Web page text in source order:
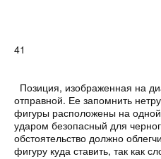
41
Позиция, изображенная на
отправной. Ее запомнить
фигуры расположены на
ударом безопасный для
обстоятельство должно
фигуру куда ставить, так как